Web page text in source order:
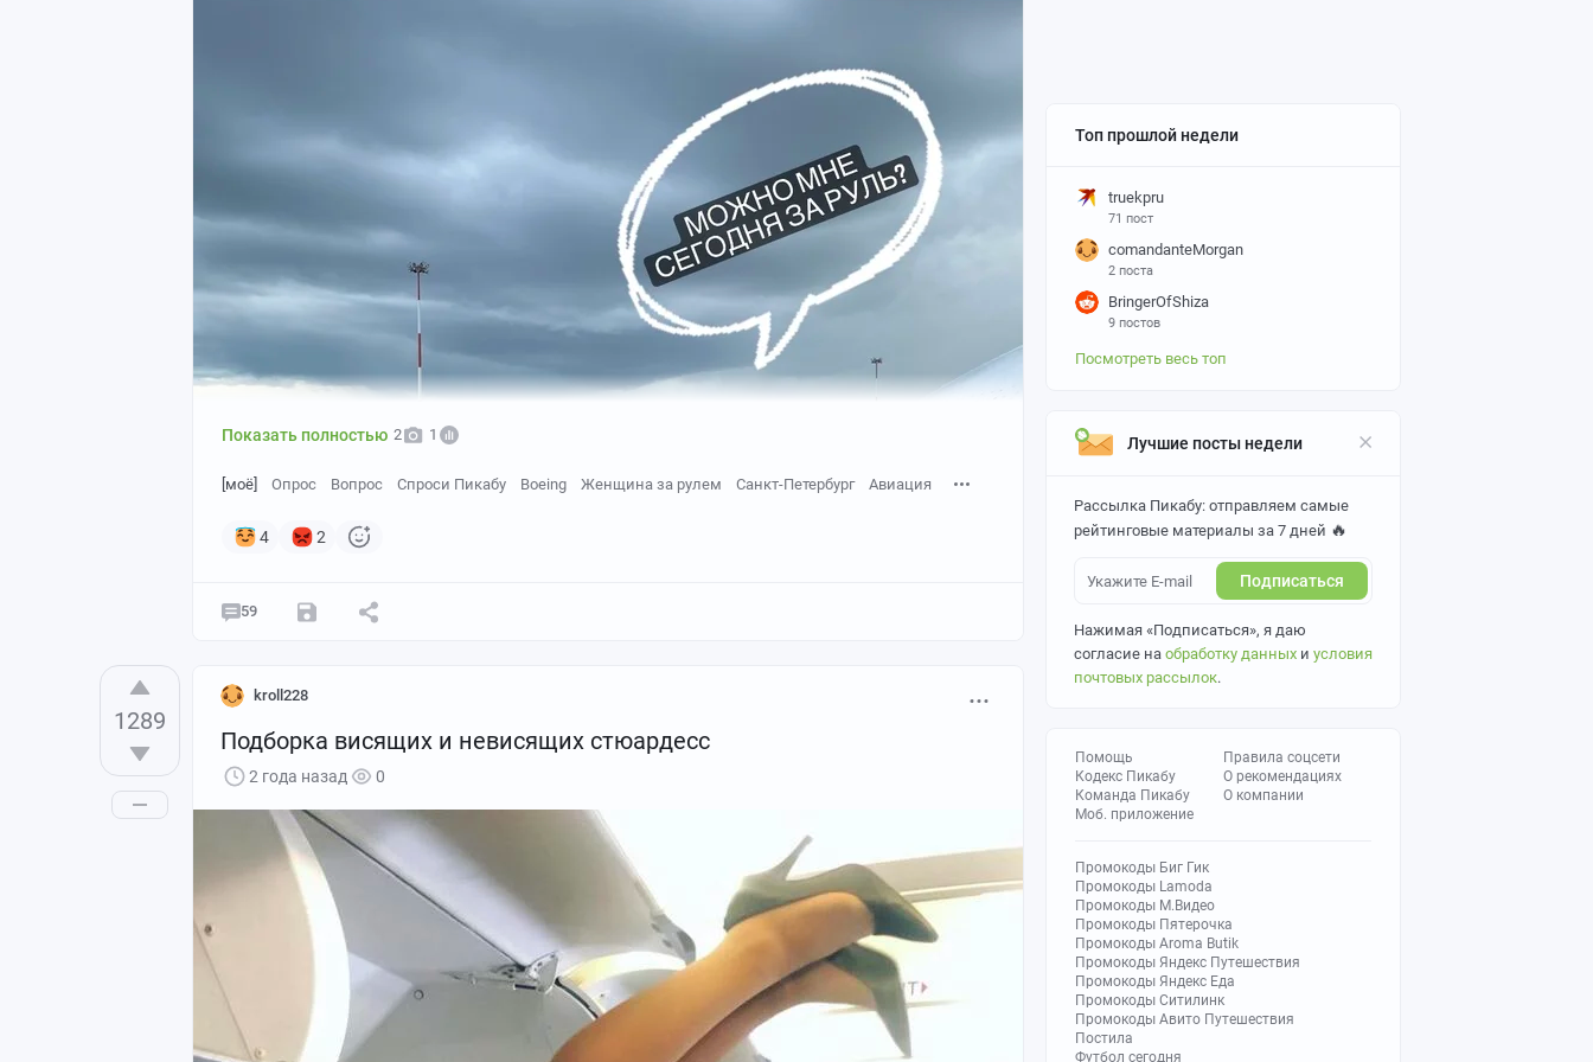
Топ прошлой недели
truekpru
71 пост
comandanteMorgan
2 поста
BringerOfShiza
9 постов
Посмотреть весь топ
Лучшие посты недели
Рассылка Пикабу: отправляем самые
рейтинговые материалы за 7 дней 🔥
Подписаться
Нажимая «Подписаться», я даю
согласие на обработку данных и условия
почтовых рассылок.
Помощь
Кодекс Пикабу
Команда Пикабу
Моб. приложение
Правила соцсети
О рекомендациях
О компании
Промокоды Биг Гик
Промокоды Lamoda
Промокоды М.Видео
Промокоды Пятерочка
Промокоды Aroma Butik
Промокоды Яндекс Путешествия
Промокоды Яндекс Еда
Промокоды Ситилинк
Промокоды Авито Путешествия
Постила
Футбол сегодня
Показать полностью 2 1
[моё] Опрос Вопрос Спроси Пикабу Boeing Женщина за рулем Санкт-Петербург Авиация
4 2
59
1289
kroll228
Подборка висящих и невисящих стюардесс
2 года назад 0